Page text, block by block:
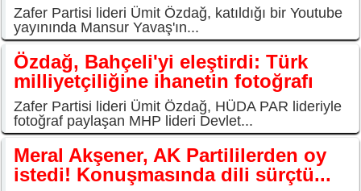
Zafer Partisi lideri Ümit Özdağ, katıldığı bir Youtube
yayınında Mansur Yavaş'ın...
Özdağ, Bahçeli'yi eleştirdi: Türk
milliyetçiliğine ihanetin fotoğrafı
Zafer Partisi lideri Ümit Özdağ, HÜDA PAR lideriyle
fotoğraf paylaşan MHP lideri Devlet...
Meral Akşener, AK Partililerden oy
istedi! Konuşmasında dili sürçtü...